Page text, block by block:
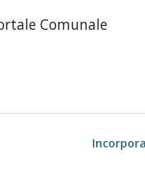
Comunale
Incorpora